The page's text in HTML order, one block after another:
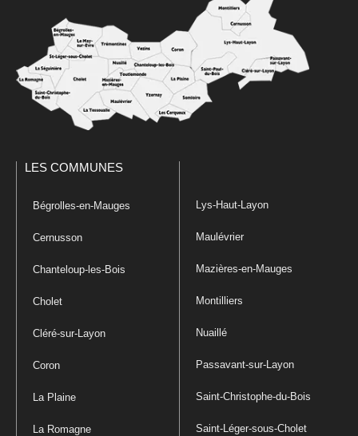
LES COMMUNES
Bégrolles-en-Mauges
Cernusson
Chanteloup-les-Bois
Cholet
Cléré-sur-Layon
Coron
La Plaine
La Romagne
Lys-Haut-Layon
Maulévrier
Mazières-en-Mauges
Montilliers
Nuaillé
Passavant-sur-Layon
Saint-Christophe-du-Bois
Saint-Léger-sous-Cholet